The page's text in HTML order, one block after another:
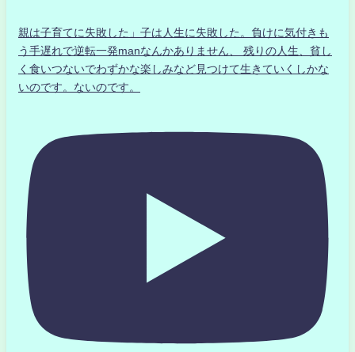
親は子育てに失敗した」子は人生に失敗した。負けに気付きも
う手遅れで逆転一発manなんかありません、 残りの人生、貧し
く食いつないでわずかな楽しみなど見つけて生きていくしかな
いのです。ないのです。